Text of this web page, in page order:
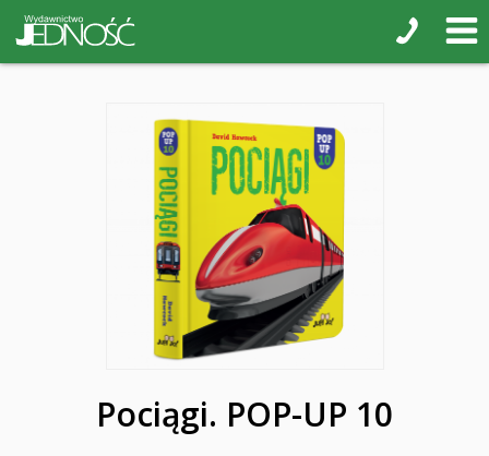
Pociągi. POP-UP 10